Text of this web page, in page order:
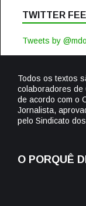
TWITTER
Tweets by
Todos os textos
colaboradores de
de acordo com o
Jornalista,
pelo Sindicato
O PORQUÊ